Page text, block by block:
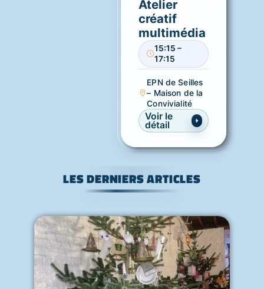
Atelier
créatif
multimédia
15:15 –
17:15
EPN de Seilles
– Maison de la
Convivialité
Voir le
détail
LES DERNIERS ARTICLES